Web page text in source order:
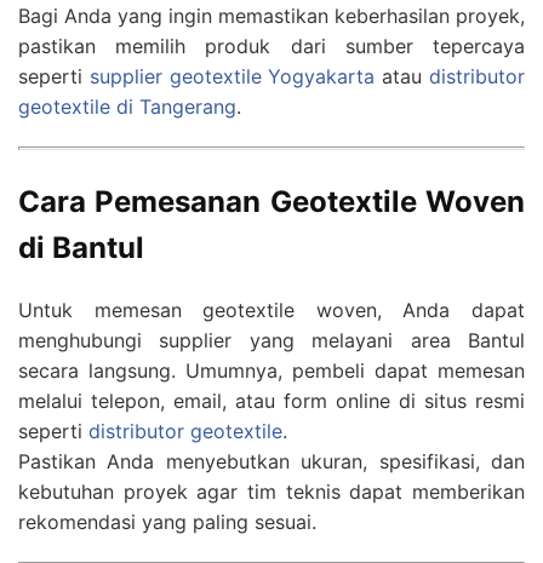
Bagi Anda yang ingin memastikan keberhasilan proyek,
pastikan memilih produk dari sumber tepercaya
seperti supplier geotextile Yogyakarta ataudistributor
geotextile di Tangerang.
Cara Pemesanan Geotextile Woven
di Bantul
Untuk memesan geotextile woven, Anda dapat
menghubungi supplier yang melayani area Bantul
secara langsung. Umumnya, pembeli dapat memesan
melalui telepon, email, atau form online di situs resmi
seperti distributor geotextile.
Pastikan Anda menyebutkan ukuran, spesifikasi, dan
kebutuhan proyek agar tim teknis dapat memberikan
rekomendasi yang paling sesuai.